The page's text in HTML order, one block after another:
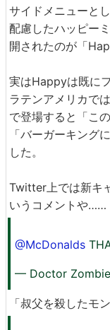
サイドメニューと
配慮したハッピー
開されたのが「
実はHappyは既に
ラテンアメリカで
で登場すると「こ
「バーガーキング
した。
Twitter上では新キ
いうコメントや……
@McDonalds
— Doctor
「叔父を殺したモ